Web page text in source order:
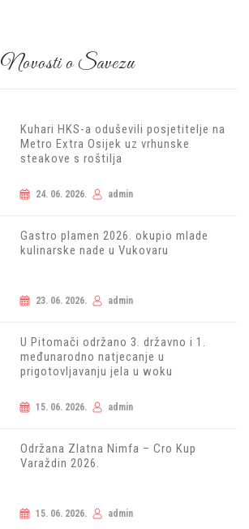
Novosti o Savezu
Kuhari HKS-a oduševili posjetitelje na
Metro Extra Osijek uz vrhunske
steakove s roštilja
24. 06. 2026. admin
Gastro plamen 2026. okupio mlade
kulinarske nade u Vukovaru
23. 06. 2026. admin
U Pitomači održano 3. državno i 1.
međunarodno natjecanje u
prigotovljavanju jela u woku
15. 06. 2026. admin
Održana Zlatna Nimfa – Cro Kup
Varaždin 2026.
15. 06. 2026. admin